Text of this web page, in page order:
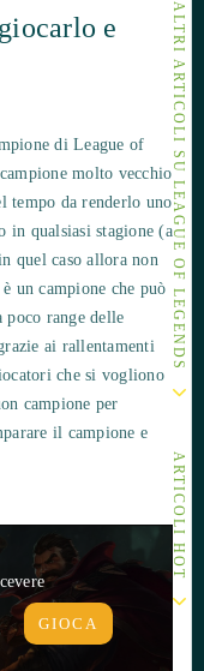
ALTRI ARTICOLI SU LEAGUE OF LEGENDS
ARTICOLI HOT
e
di League of
molto vecchio
tempo da renderlo uno
in qualsiasi stagione (a
quel caso allora non
un campione che può
poco range delle
ai rallentamenti
che si vogliono
campione per
il campione e
GIOCA